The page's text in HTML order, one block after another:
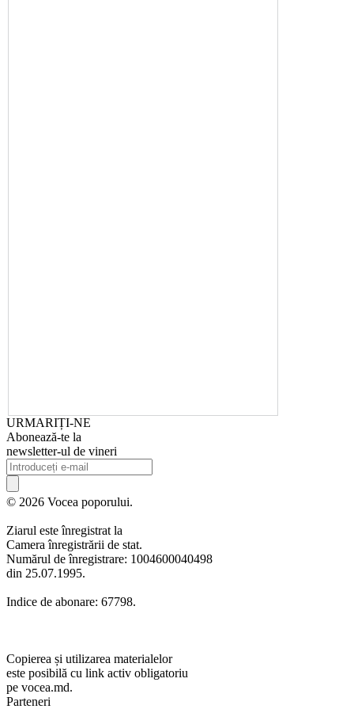
URMARIȚI-NE
Abonează-te la
newsletter-ul de vineri
© 2026 Vocea poporului.
Ziarul este înregistrat la
Camera înregistrării de stat.
Numărul de înregistrare: 1004600040498
din 25.07.1995.
Indice de abonare: 67798.
Copierea și utilizarea materialelor
este posibilă cu link activ obligatoriu
pe vocea.md.
Parteneri